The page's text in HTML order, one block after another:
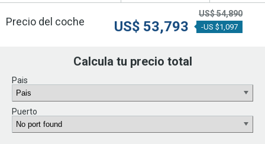
Precio del coche
US$54,890
US$ 53,793 -US $1,097
Calcula tu precio total
Pais
Puerto